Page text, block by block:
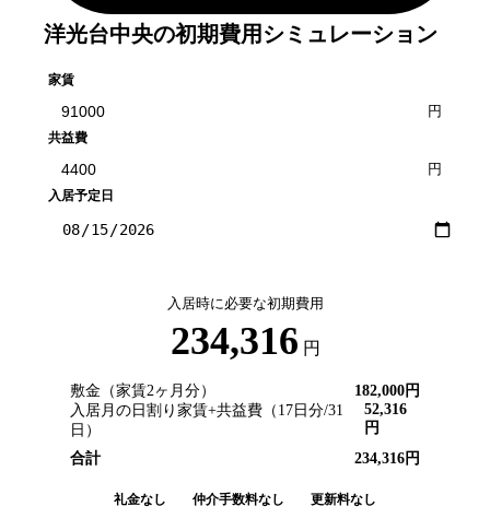
洋光台中央の初期費用シミュレーション
家賃
円
共益費
円
入居予定日
入居時に必要な初期費用
234,316 円
敷金（家賃2ヶ月分） 182,000 円
入居月の日割り家賃+共益費（ 17 日分/31
日）
52,316
円
合計
234,316 円
礼金なし 仲介手数料なし 更新料なし